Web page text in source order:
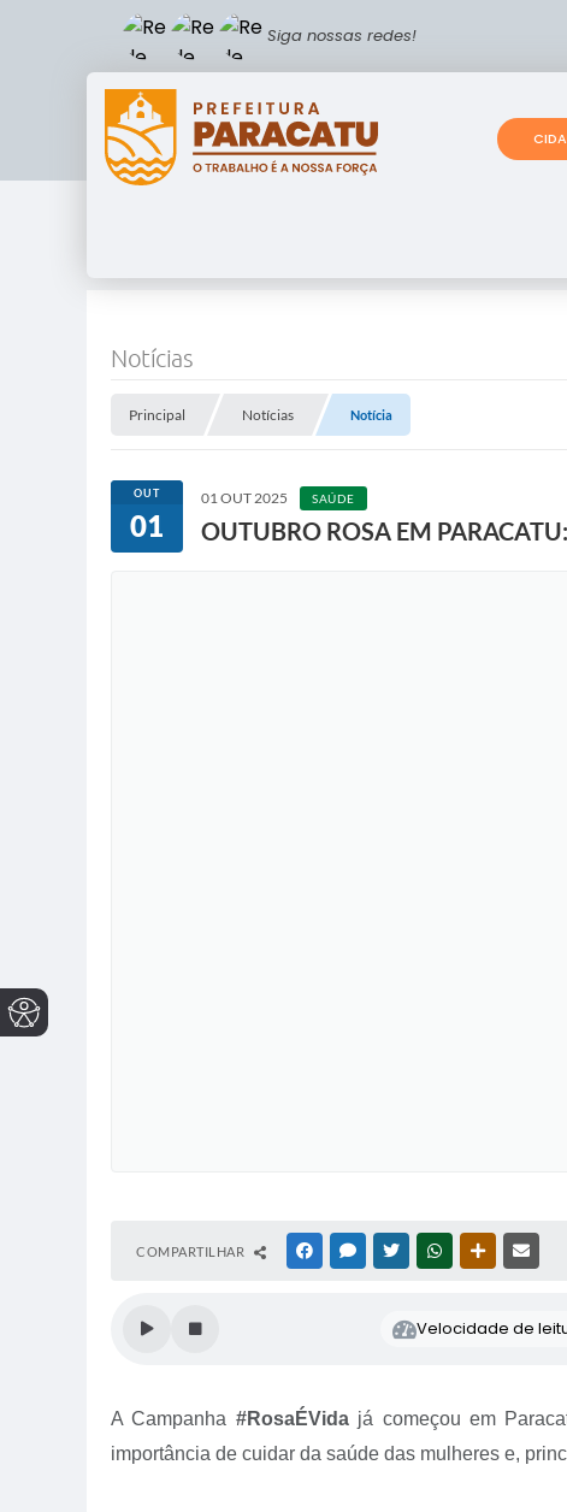
Siga nossas redes!
Notícias
Principal Notícias Notícia
OUT
01
01 OUT 2025 SAÚDE
OUTUBRO ROSA EM
COMPARTILHAR FACEBOOKMESSENGER
TWITTERWHATSAPPOUTRAS
Velocidade de
A Campanha #RosaÉVidajá começou em
importância de cuidar da saúde das mulheres e,